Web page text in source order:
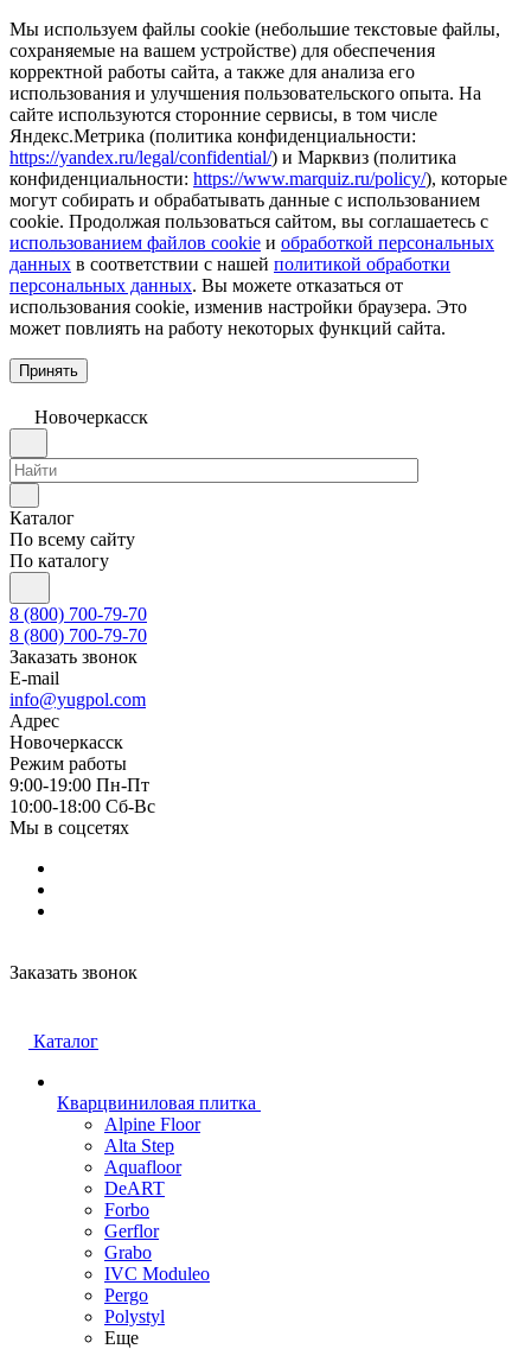
Мы используем файлы cookie (небольшие текстовые файлы,
сохраняемые на вашем устройстве) для обеспечения
корректной работы сайта, а также для анализа его
использования и улучшения пользовательского опыта. На
сайте используются сторонние сервисы, в том числе
Яндекс.Метрика (политика конфиденциальности:
https://yandex.ru/legal/confidential/) и Марквиз (политика
конфиденциальности: https://www.marquiz.ru/policy/), которые
могут собирать и обрабатывать данные с использованием
cookie. Продолжая пользоваться сайтом, вы соглашаетесь с
использованием файлов cookie и обработкой персональных
данных в соответствии с нашей политикой обработки
персональных данных. Вы можете отказаться от
использования cookie, изменив настройки браузера. Это
может повлиять на работу некоторых функций сайта.
Принять
Новочеркаcск
Каталог
По всему сайту
По каталогу
8 (800) 700-79-70
8 (800) 700-79-70
Заказать звонок
E-mail
info@yugpol.com
Адрес
Новочеркаcск
Режим работы
9:00-19:00 Пн-Пт
10:00-18:00 Cб-Вс
Мы в соцсетях
Заказать звонок
Каталог
Кварцвиниловая плитка
Alpine Floor
Alta Step
Aquafloor
DeART
Forbo
Gerflor
Grabo
IVC Moduleo
Pergo
Polystyl
Еще